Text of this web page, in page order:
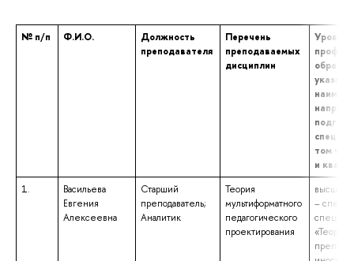
№ п/п Ф.И.О.
Должность
преподавателя
Перечень
преподаваемых
дисциплин
том
и
1.
Васильева
Евгения
Алексеевна
Старший
преподаватель;
Аналитик
Теория
мультиформатного
педагогического
проектирования
высшее
–
«Теория